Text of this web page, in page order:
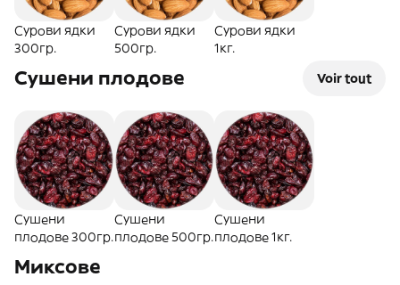
Сурови ядки
300гр.
Сурови ядки
500гр.
Сурови ядки
1кг.
Сушени плодове Voir tout
Сушени
плодове 300гр.
Сушени
плодове 500гр.
Сушени
плодове 1кг.
Миксове